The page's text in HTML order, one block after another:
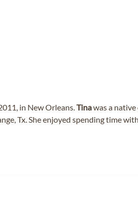
in New Orleans.Tinawas a native
Tx. She enjoyed spending time